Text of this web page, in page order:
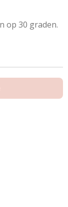
op 30 graden.